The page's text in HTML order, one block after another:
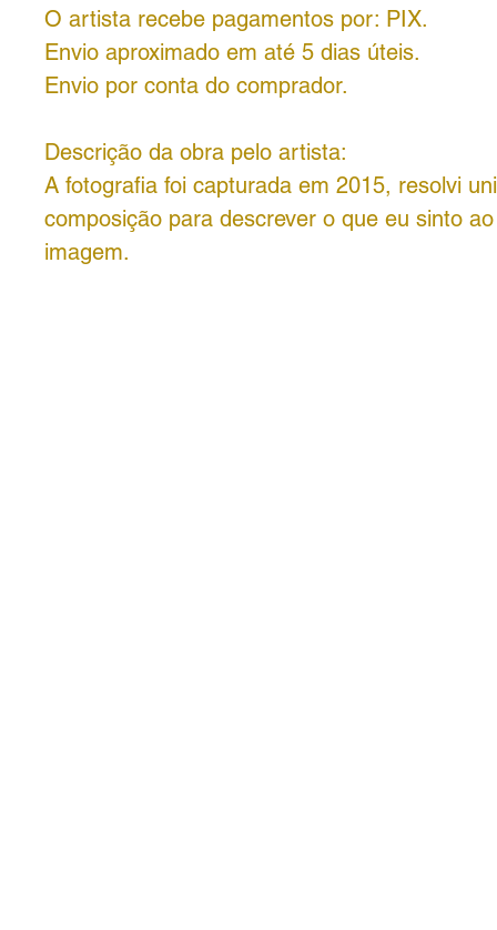
O artista recebe pagamentos por: PIX.
Envio aproximado em até 5 dias úteis.
Envio por conta do comprador.
Descrição da obra pelo artista:
A fotografia foi capturada em 2015, resolvi
composição para descrever o que eu sinto
imagem.